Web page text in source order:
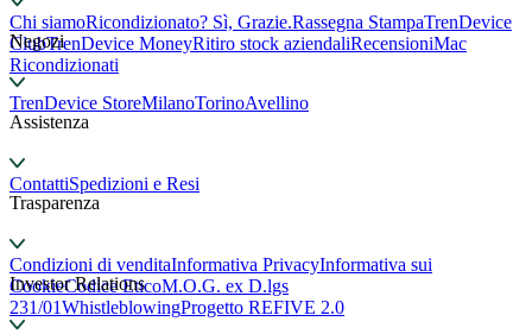
Chi siamoRicondizionato? Sì, Grazie.Rassegna StampaTrenDevice
ClubTrenDevice MoneyRitiro stock aziendaliRecensioniMac
Ricondizionati
Negozi
TrenDevice StoreMilanoTorinoAvellino
Assistenza
ContattiSpedizioni e Resi
Trasparenza
Condizioni di venditaInformativa PrivacyInformativa sui
CookieCodice EticoM.O.G. ex D.lgs
231/01WhistleblowingProgetto REFIVE 2.0
Investor Relations